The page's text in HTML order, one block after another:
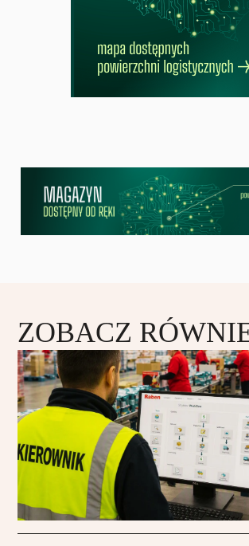
ZOBACZ